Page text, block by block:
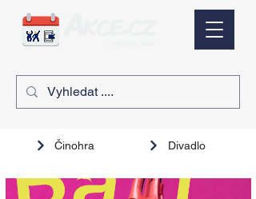
Činohra Divadlo